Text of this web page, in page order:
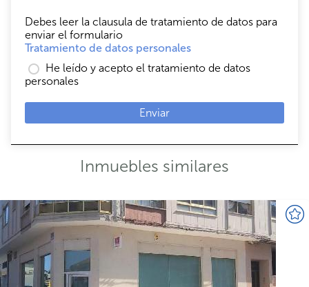
Debes leer la clausula de tratamiento de datos para
enviar el formulario
Tratamiento de datos personales
He leído y acepto el tratamiento de datos
personales
Enviar
Inmuebles similares